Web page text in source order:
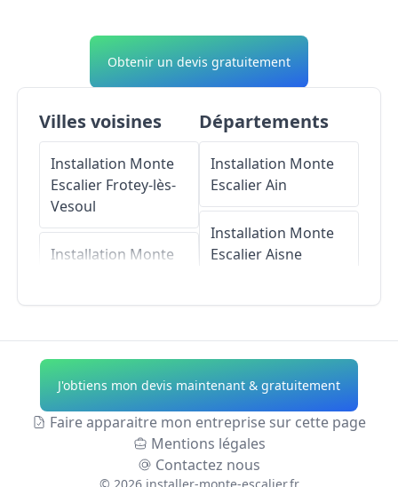
Obtenir un devis gratuitement
Villes voisines
Installation Monte
Escalier Frotey-lès-
Vesoul
Installation Monte
EscalierVilleparois
Installation Monte
EscalierCoulevon
Installation Monte
Départements
Installation Monte
EscalierAin
Installation Monte
EscalierAisne
Installation Monte
EscalierAlpes-de-
Haute-Provence
Installation Monte
J'obtiens mon devis maintenant & gratuitement
Faire apparaitre mon entreprise sur cette page
Mentions légales
Contactez nous